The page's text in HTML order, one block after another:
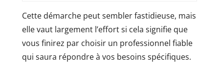
Cette démarche peut sembler fastidieuse, mais
elle vaut largement l’effort si cela signifie que
vous finirez par choisir un professionnel fiable
qui saura répondre à vos besoins spécifiques.